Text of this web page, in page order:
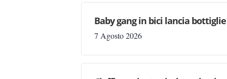
Baby gang in bici lancia
7 Agosto 2026